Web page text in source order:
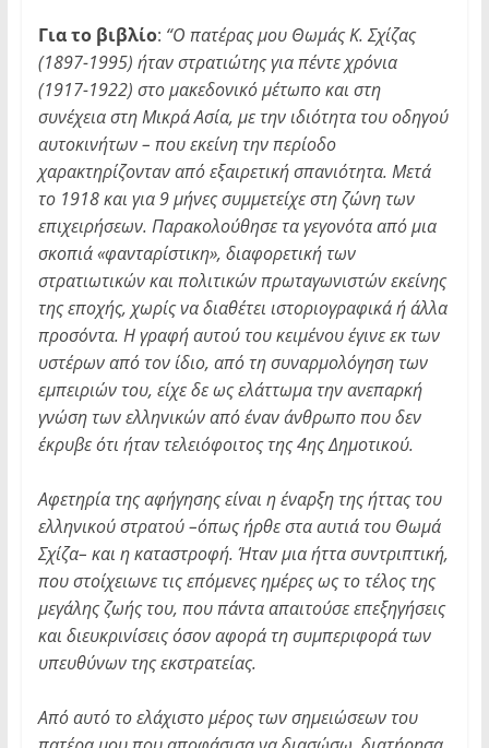
Για το βιβλίο: “Ο πατέρας μου Θωμάς Κ. Σχίζας
(1897-1995) ήταν στρατιώτης για πέντε χρόνια
(1917-1922) στο μακεδονικό μέτωπο και στη
συνέχεια στη Μικρά Ασία, με την ιδιότητα του οδηγού
αυτοκινήτων – που εκείνη την περίοδο
χαρακτηρίζονταν από εξαιρετική σπανιότητα. Μετά
το 1918 και για 9 μήνες συμμετείχε στη ζώνη των
επιχειρήσεων. Παρακολούθησε τα γεγονότα από μια
σκοπιά «φανταρίστικη», διαφορετική των
στρατιωτικών και πολιτικών πρωταγωνιστών εκείνης
της εποχής, χωρίς να διαθέτει ιστοριογραφικά ή άλλα
προσόντα. Η γραφή αυτού του κειμένου έγινε εκ των
υστέρων από τον ίδιο, από τη συναρμολόγηση των
εμπειριών του, είχε δε ως ελάττωμα την ανεπαρκή
γνώση των ελληνικών από έναν άνθρωπο που δεν
έκρυβε ότι ήταν τελειόφοιτος της 4ης Δημοτικού.
Αφετηρία της αφήγησης είναι η έναρξη της ήττας του
ελληνικού στρατού –όπως ήρθε στα αυτιά του Θωμά
Σχίζα– και η καταστροφή. Ήταν μια ήττα συντριπτική,
που στοίχειωνε τις επόμενες ημέρες ως το τέλος της
μεγάλης ζωής του, που πάντα απαιτούσε επεξηγήσεις
και διευκρινίσεις όσον αφορά τη συμπεριφορά των
υπευθύνων της εκστρατείας.
Από αυτό το ελάχιστο μέρος των σημειώσεων του